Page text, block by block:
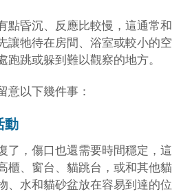
點昏沉、反應比較慢，這通常和
讓牠待在房間、浴室或較小的空
跑跳或躲到難以觀察的地方。
意以下幾件事：
動
了，傷口也還需要時間穩定，這
櫃、窗台、貓跳台，或和其他貓
、水和貓砂盆放在容易到達的位